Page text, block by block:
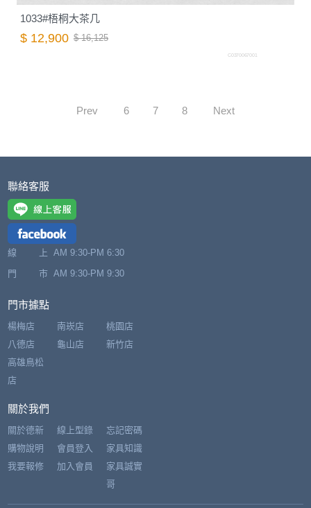
1033#梧桐大茶几
$ 12,900 $ 16,125
C0370067001
Prev 6 7 8 Next
聯絡客服
線 上 AM 9:30-PM 6:30
門 市 AM 9:30-PM 9:30
門市據點
楊梅店
八德店
南崁店
龜山店
桃園店
新竹店
高雄鳥松
店
關於我們
關於德新
購物說明
我要報修
線上型錄
會員登入
加入會員
忘記密碼
家具知識
家具誠實
哥